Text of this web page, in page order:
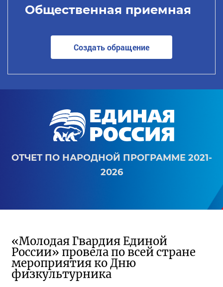
Общественная приемная
Создать обращение
ОТЧЕТ ПО НАРОДНОЙ ПРОГРАММЕ 2021-
2026
«Молодая Гвардия Единой
России» провела по всей стране
мероприятия ко Дню
физкультурника